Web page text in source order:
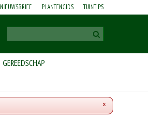
NIEUWSBRIEF PLANTENGIDS TUINTIPS
GEREEDSCHAP
x